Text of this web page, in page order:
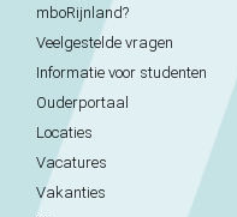
mboRijnland?
Veelgestelde vragen
Informatie voor studenten
Ouderportaal
Locaties
Vacatures
Vakanties